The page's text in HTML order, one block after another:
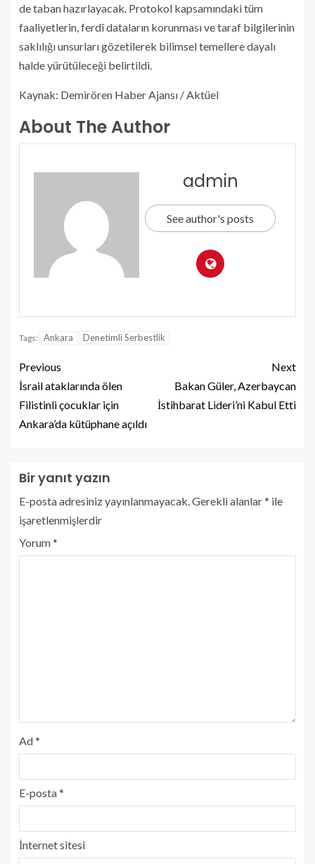
de taban hazırlayacak. Protokol kapsamındaki tüm
faaliyetlerin, ferdî dataların korunması ve taraf bilgilerinin
saklılığı unsurları gözetilerek bilimsel temellere dayalı
halde yürütüleceği belirtildi.
Kaynak: Demirören Haber Ajansı / Aktüel
About The Author
admin
See author's posts
Tags: Ankara Denetimli Serbestlik
Previous
İsrail ataklarında ölen
Filistinli çocuklar için
Ankara’da kütüphane açıldı
Next
Bakan Güler, Azerbaycan
İstihbarat Lideri’ni Kabul Etti
Bir yanıt yazın
E-posta adresiniz yayınlanmayacak. Gerekli alanlar* ile
işaretlenmişlerdir
Yorum*
Ad*
E-posta*
İnternet sitesi